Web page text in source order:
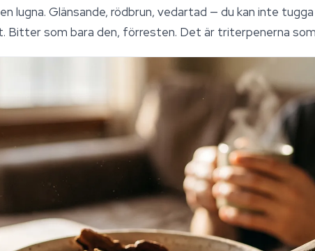
lugna. Glänsande, rödbrun, vedartad — du kan inte
Bitter som bara den, förresten. Det är triterpenerna